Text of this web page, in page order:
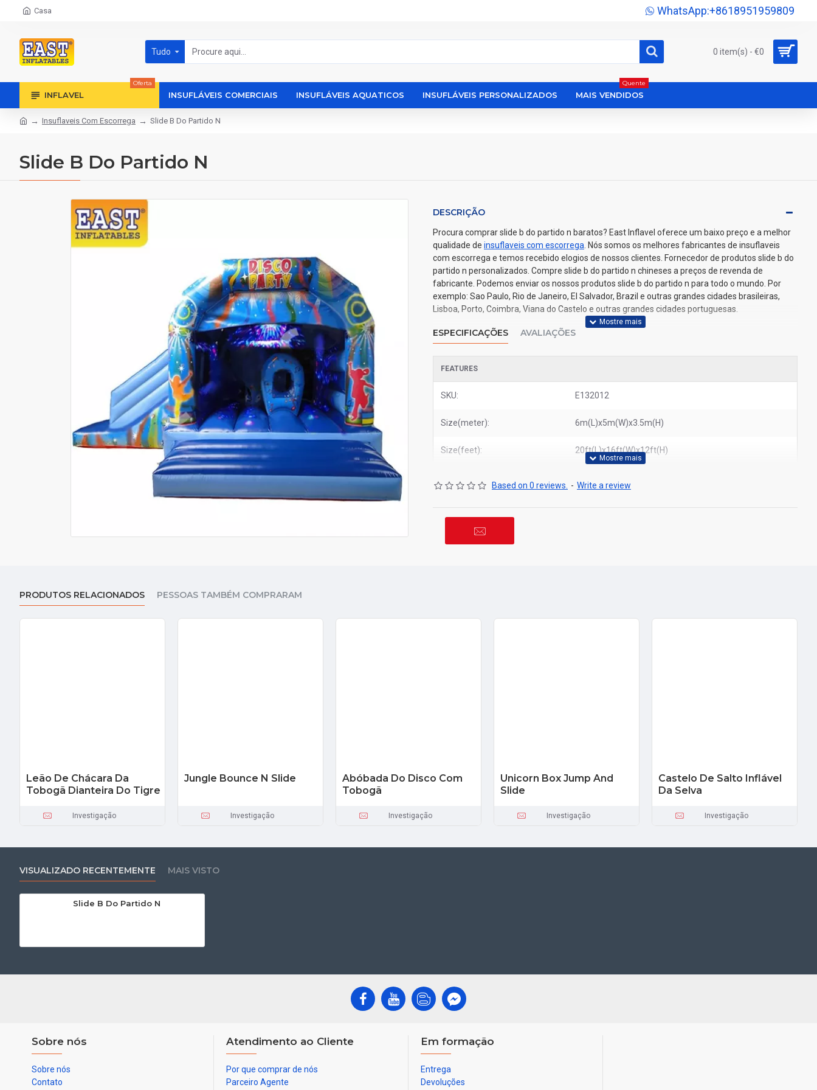
Casa WhatsApp:+8618951959809
Tudo 0 item(s) - €0
INFLAVEL
Oferta
INSUFLÁVEIS COMERCIAIS INSUFLÁVEIS AQUATICOS INSUFLÁVEIS PERSONALIZADOS MAIS VENDIDOS
Quente
Insuflaveis Com Escorrega Slide B Do Partido N
Slide B Do Partido N
DESCRIÇÃO
Procura comprar slide b do partido n baratos? East Inflavel oferece um baixo preço e a melhor
qualidade de insuflaveis com escorrega . Nós somos os melhores fabricantes de insuflaveis
com escorrega e temos recebido elogios de nossos clientes. Fornecedor de produtos slide b do
partido n personalizados. Compre slide b do partido n chineses a preços de revenda de
fabricante. Podemos enviar os nossos produtos slide b do partido n para todo o mundo. Por
exemplo: Sao Paulo, Rio de Janeiro, El Salvador, Brazil e outras grandes cidades brasileiras,
Lisboa, Porto, Coimbra, Viana do Castelo e outras grandes cidades portuguesas.
ESPECIFICAÇÕES AVALIAÇÕES
FEATURES
SKU: E132012
Size(meter): 6m(L)x5m(W)x3.5m(H)
Size(feet): 20ft(L)x16ft(W)x12ft(H)
Based on 0 reviews. - Write a review
PRODUTOS RELACIONADOS PESSOAS TAMBÉM COMPRARAM
Leão De Chácara Da
Tobogã Dianteira Do Tigre
Investigação
Jungle Bounce N Slide
Investigação
Abóbada Do Disco Com
Tobogã
Investigação
Unicorn Box Jump And
Slide
Investigação
Castelo De Salto Inflável
Da Selva
Investigação
VISUALIZADO RECENTEMENTE MAIS VISTO
Slide B Do Partido N
Sobre nós
Sobre nós
Contato
Atendimento ao Cliente
Por que comprar de nós
Parceiro Agente
Em formação
Entrega
Devoluções